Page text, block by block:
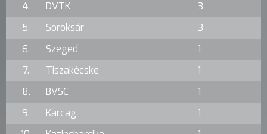
4.
DVTK
3
5.
Soroksár
3
6.
Szeged
1
7.
Tiszakécske
1
8.
BVSC
1
9.
Karcag
1